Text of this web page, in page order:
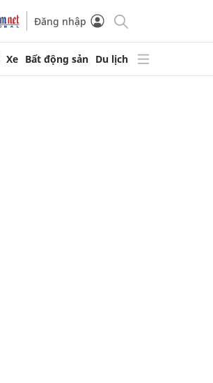
Đăng nhập
Xe Bất động sản Du lịch